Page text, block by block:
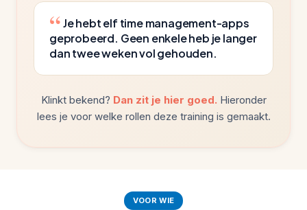
Je hebt elf time management-apps
geprobeerd. Geen enkele heb je langer
dan twee weken vol gehouden.
Klinkt bekend? Dan zit je hier goed. Hieronder
lees je voor welke rollen deze training is gemaakt.
VOOR WIE